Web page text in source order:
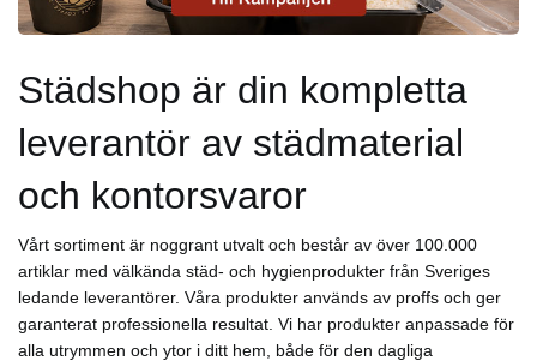
Städshop är din kompletta
leverantör av städmaterial
och kontorsvaror
Vårt sortiment är noggrant utvalt och består av över 100.000
artiklar med välkända städ- och hygienprodukter från Sveriges
ledande leverantörer. Våra produkter används av proffs och ger
garanterat professionella resultat. Vi har produkter anpassade för
alla utrymmen och ytor i ditt hem, både för den dagliga